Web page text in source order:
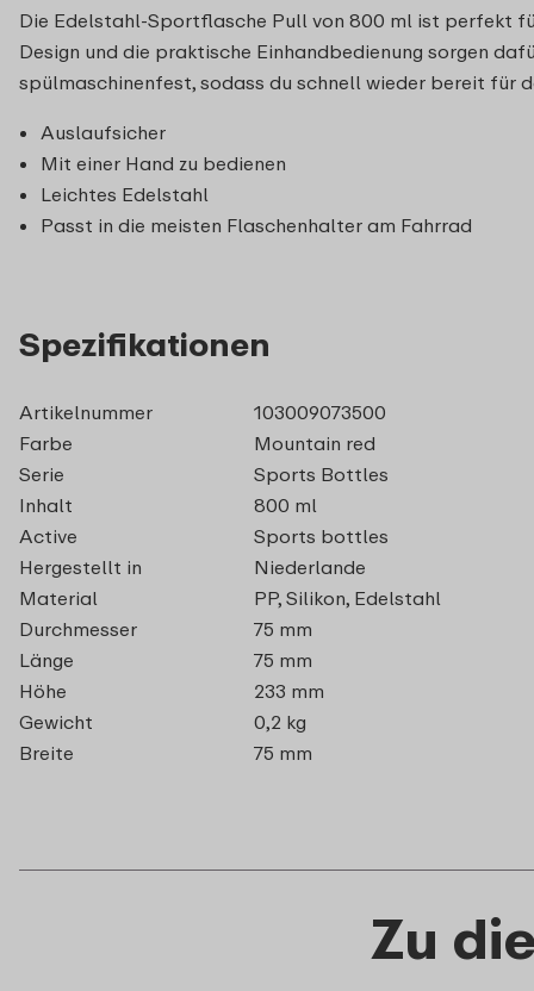
Die Edelstahl-Sportflasche Pull von 800 ml ist perfekt
Design und die praktische Einhandbedienung sorgen
spülmaschinenfest, sodass du schnell wieder bereit für
Auslaufsicher
Mit einer Hand zu bedienen
Leichtes Edelstahl
Passt in die meisten Flaschenhalter am Fahrrad
Spezifikationen
Artikelnummer
103009073500
Farbe
Mountain red
Serie
Sports Bottles
Inhalt
800 ml
Active
Sports bottles
Hergestellt in
Niederlande
Material
PP, Silikon, Edelstahl
Durchmesser
75 mm
Länge
75 mm
Höhe
233 mm
Gewicht
0,2 kg
Breite
75 mm
Zu